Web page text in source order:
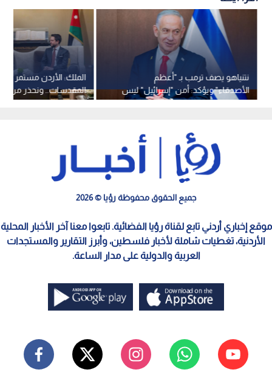
الملك: الأردن مستمر في
المقدسات.. ونحذر من
الاضطرابات لفرض واقع
نتنياهو يصف ترمب بـ "أعظم
الأصدقاء" ويؤكد: أمن "إسرائيل" ليس
محل تفاوض
جميع الحقوق محفوظة رؤيا © 2026
موقع إخباري أردني تابع لقناة رؤيا الفضائية. تابعوا معنا آخر الأخبار المحلية
الأردنية، تغطيات شاملة لأخبار فلسطين، وأبرز التقارير والمستجدات
العربية والدولية على مدار الساعة.